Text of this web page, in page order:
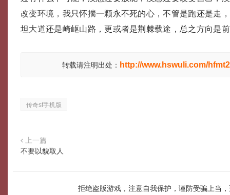
改变环境，我只怀揣一颗永不死的心，不管是跑还是走
坦大道还是崎岖山路，更或者是荆棘载途，总之方向是
转载请注明出处： http://www.hswuli.com/
传奇sf手机版
上一篇
不要以貌取人
拒绝盗版游戏，注意自我保护，谨防受骗上当